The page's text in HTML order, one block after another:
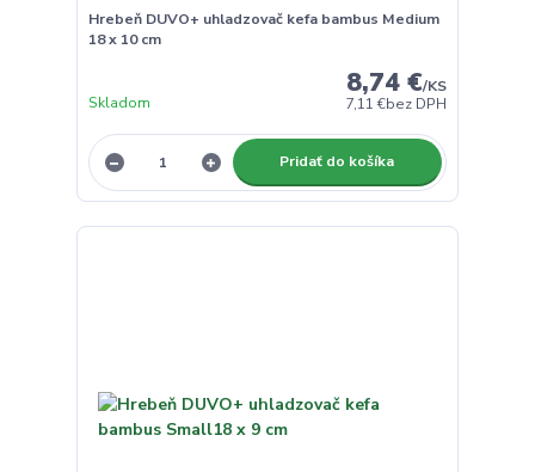
Hrebeň DUVO+ uhladzovač kefa bambus Medium
18 x 10 cm
8,74 €/KS
7,11 €bez DPH
Skladom
Pridať do košíka